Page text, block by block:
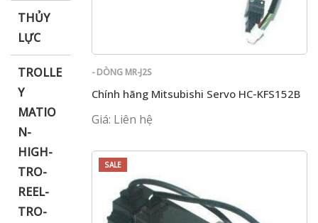
THỦY
LỰC
TROLLE
Y
MATIO
N-
HIGH-
TRO-
REEL-
TRO-
- DÒNG MR-J2S
Chính hãng Mitsubishi Servo HC-KFS152B
Giá: Liên hệ
SALE